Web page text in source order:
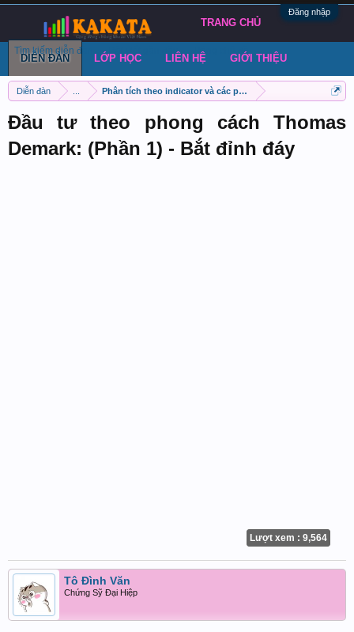
Đăng nhập
Diễn đàn Phân tích theo indicator và các phương pháp khác
Đầu tư theo phong cách Thomas
Demark: (Phần 1) - Bắt đỉnh đáy
Lượt xem : 9,564
Tô Đình Văn
Chứng Sỹ Đại Hiệp
TRANG CHỦ
DIỄN ĐÀN
Tìm kiếm diễn đàn Bài viết gần đây Đăng chủ đề
LỚP HỌC LIÊN HỆ GIỚI THIỆU